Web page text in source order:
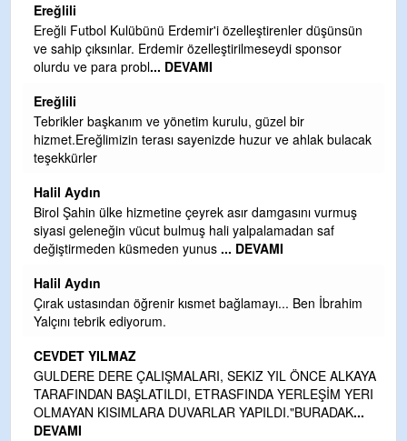
Ereğlili
Ereğli Futbol Kulübünü Erdemir'i özelleştirenler düşünsün
ve sahip çıksınlar. Erdemir özelleştirilmeseydi sponsor
olurdu ve para probl... DEVAMI
Ereğlili
Tebrikler başkanım ve yönetim kurulu, güzel bir
hizmet.Ereğlimizin terası sayenizde huzur ve ahlak bulacak
teşekkürler
Halil Aydın
Birol Şahin ülke hizmetine çeyrek asır damgasını vurmuş
siyasi geleneğin vücut bulmuş hali yalpalamadan saf
değiştirmeden küsmeden yunus ... DEVAMI
Halil Aydın
Çırak ustasından öğrenir kısmet bağlamayı... Ben İbrahim
Yalçını tebrik ediyorum.
CEVDET YILMAZ
GULDERE DERE ÇALIŞMALARI, SEKIZ YIL ÖNCE ALKAYA
TARAFINDAN BAŞLATILDI, ETRASFINDA YERLEŞİM YERI
OLMAYAN KISIMLARA DUVARLAR YAPILDI."BURADAK...
DEVAMI